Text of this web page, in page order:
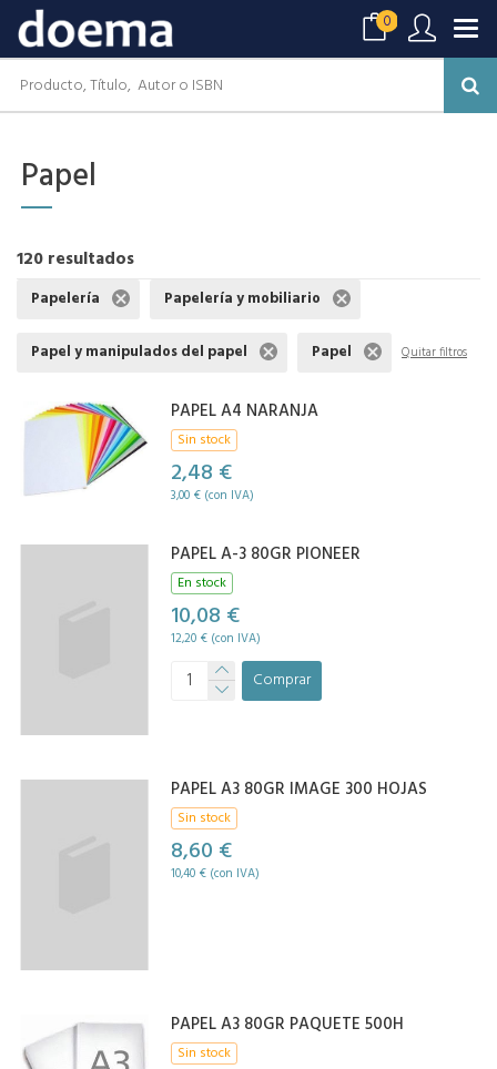
0
Papel
120 resultados
Papelería Papelería y mobiliario
Papel y manipulados del papel Papel Quitar filtros
PAPEL A4 NARANJA
Sin stock
2,48 €
3,00 € (con IVA)
PAPEL A-3 80GR PIONEER
En stock
10,08 €
12,20 € (con IVA)
Comprar
PAPEL A3 80GR IMAGE 300 HOJAS
Sin stock
8,60 €
10,40 € (con IVA)
PAPEL A3 80GR PAQUETE 500H
Sin stock